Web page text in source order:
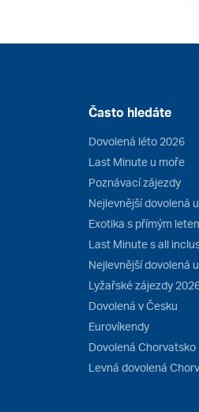
Často hledáte
Dovolená léto 2026
Last Minute u moře
Poznávací zájezdy
Nejlevnější dovolená
Exotika s přímým
Last Minute s all
Nejlevnější dovolená
Lyžařské zájezdy
Dovolená v Česku
Eurovíkendy
Dovolená
Levná dovolená